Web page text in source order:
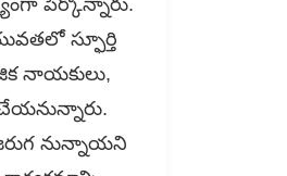
స్ఫూర్తి
నాయకులు,
నున్నాయని